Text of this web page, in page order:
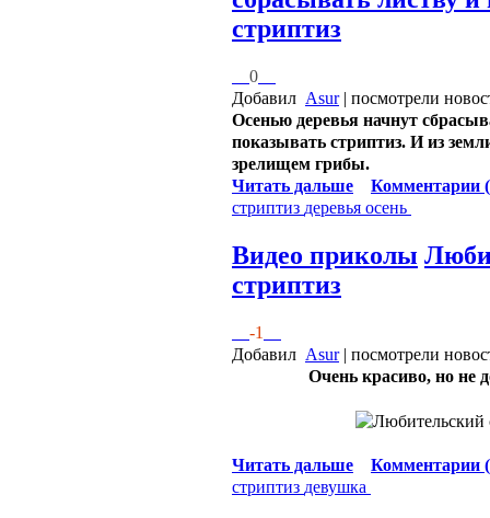
стриптиз
0
Добавил Asur| посмотрели
Осенью деревья начнут
показывать стриптиз. И из
зрелищем грибы.
Читать дальше
Комментарии
стриптиз деревья осень
Видео приколы
стриптиз
-1
Добавил Asur| посмотрели
Очень красиво, но не
Читать дальше
Комментарии
стриптиз девушка